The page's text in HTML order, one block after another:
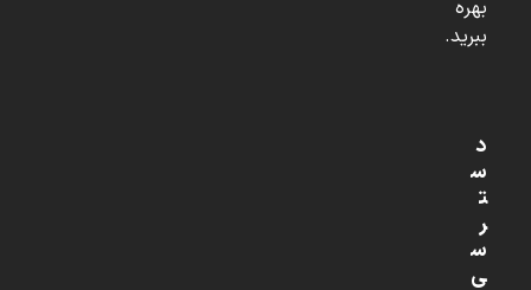
بهره
ببرید.
د
س
ت
ر
س
ی